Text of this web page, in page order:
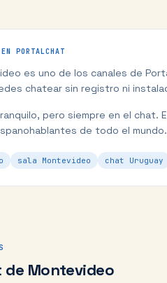
EN PORTALCHAT
es uno de los canales de
chatear sin registro ni
pero siempre en el chat.
de todo el mundo.
sala Montevideo chat Uruguay
de Montevideo